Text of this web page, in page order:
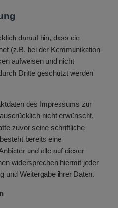
darauf hin, dass die
(z.B. bei der Kommunikation
aufweisen und nicht
Dritte geschützt werden
des Impressums zur
nicht erwünscht,
zuvor seine schriftliche
bereits eine
und alle auf dieser
widersprechen hiermit jeder
und Weitergabe ihrer Daten.